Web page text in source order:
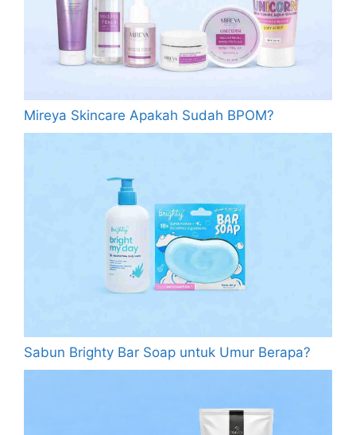
Mireya Skincare Apakah Sudah BPOM?
Sabun Brighty Bar Soap untuk Umur Berapa?